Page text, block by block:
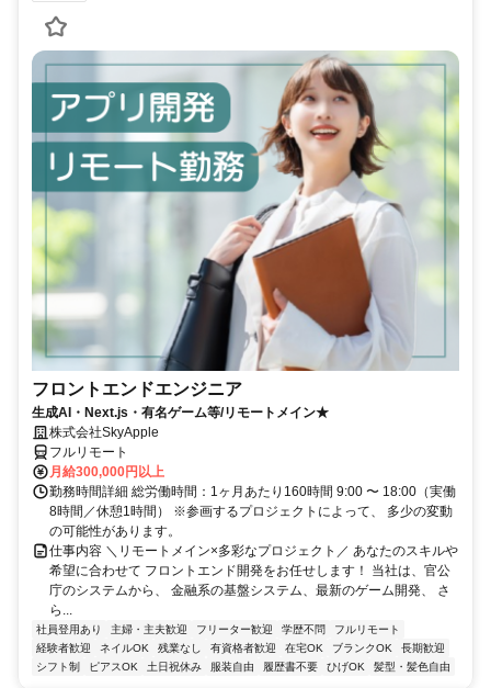
フロントエンドエンジニア
生成AI・Next.js・有名ゲーム等/リモートメイン★
株式会社SkyApple
フルリモート
月給300,000円以上
勤務時間詳細 総労働時間：1ヶ月あたり160時間 9:00 〜 18:00（実働
8時間／休憩1時間） ※参画するプロジェクトによって、 多少の変動
の可能性があります。
仕事内容 ＼リモートメイン×多彩なプロジェクト／ あなたのスキルや
希望に合わせて フロントエンド開発をお任せします！ 当社は、官公
庁のシステムから、 金融系の基盤システム、最新のゲーム開発、 さ
ら...
社員登用あり 主婦・主夫歓迎 フリーター歓迎 学歴不問
フルリモート
経験者歓迎
ネイルOK 残業なし 有資格者歓迎 在宅OK ブランクOK
長期歓迎
シフト制
ピアスOK 土日祝休み 服装自由 履歴書不要 ひげOK 髪型・髪色自由